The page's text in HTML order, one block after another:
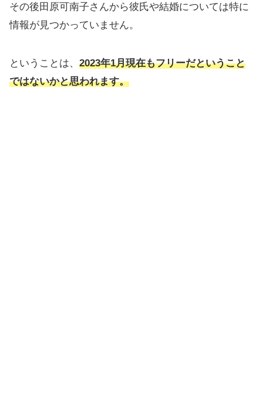
その後田原可南子さんから彼氏や結婚については特に
情報が見つかっていません。
ということは、 2023年1月現在もフリーだということ
ではないかと思われます。